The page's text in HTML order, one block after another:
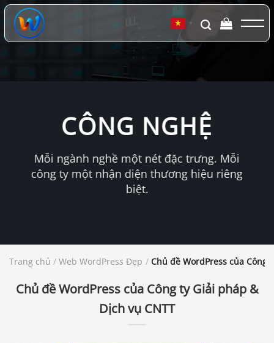
Chuyển
đến
dung
▼
CÔNG NGHỆ
Mỗi ngành nghề một nét đặc trưng. Mỗi
công ty một nhận diện thương hiệu riêng
biệt.
Trang chủ / Web WordPress Đẹp / Chủ đề WordPress của Công
Chủ đề WordPress của Công ty Giải pháp &
Dịch vụ CNTT